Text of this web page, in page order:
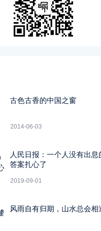
古色古香的中国之窗
2014-06-03
人民日报：一个人没有出息
答案扎心了
2019-09-01
风雨自有归期，山水总会相